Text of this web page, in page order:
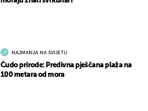
NAJMANJA NA SVIJETU
Čudo prirode: Predivna pješčana plaža na
100 metara od mora